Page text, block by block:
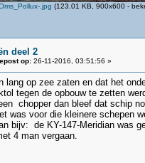
.jpg (123.01 KB, 900x600 -
deel 2
op:26-11-2016, 03:51:56 »
lang op zee zaten en dat het
tegen de opbouw te zetten
chopper dan bleef dat schip
was voor die kleinere schepen
bijv: de KY-147-Meridian was
4 man vergaan.